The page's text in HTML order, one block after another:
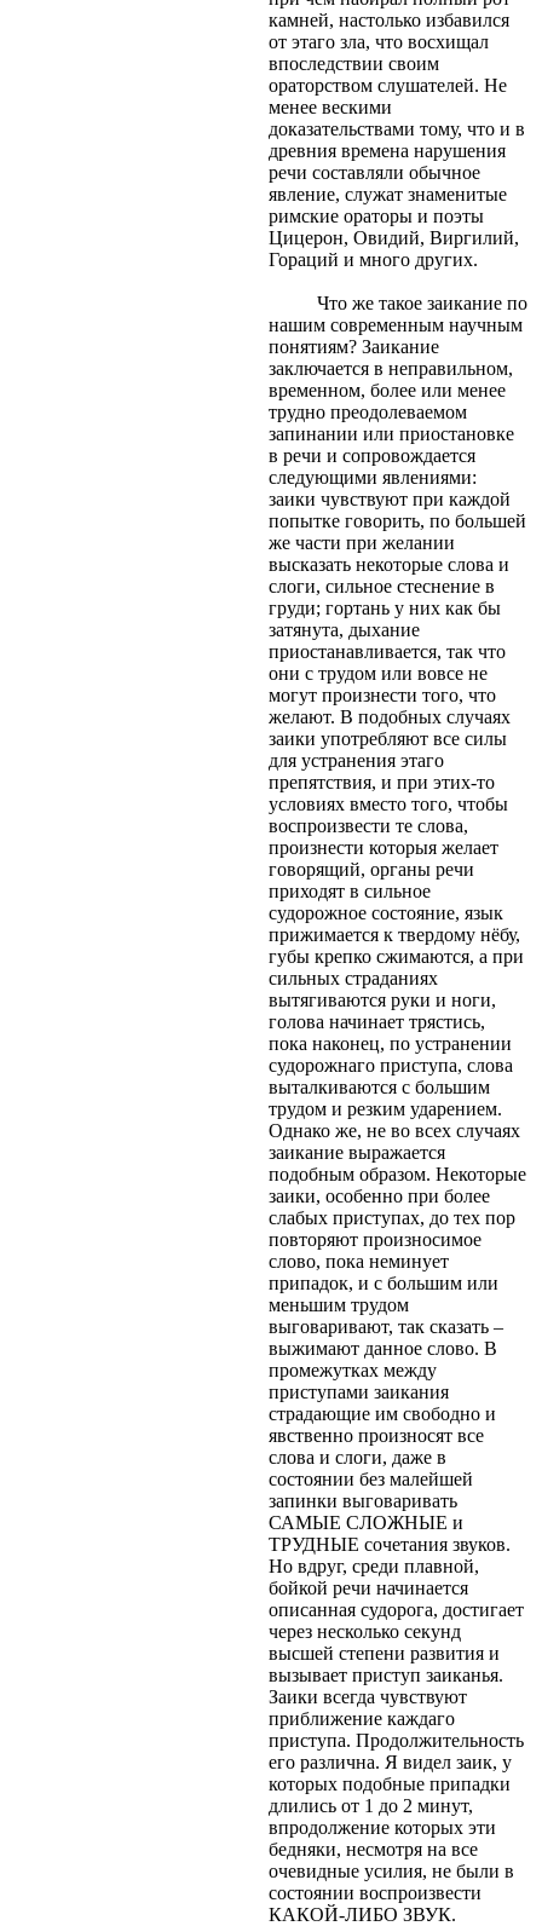
камней, настолько избавился
от этаго зла, что восхищал
впоследствии своим
ораторством слушателей. Не
менее вескими
доказательствами тому, что и в
древния времена нарушения
речи составляли обычное
явление, служат знаменитые
римские ораторы и поэты
Цицерон, Овидий, Виргилий,
Гораций и много других.
Что же такое заикание по
нашим современным научным
понятиям? Заикание
заключается в неправильном,
временном, более или менее
трудно преодолеваемом
запинании или приостановке
в речи и сопровождается
следующими явлениями:
заики чувствуют при каждой
попытке говорить, по большей
же части при желании
высказать некоторые слова и
слоги, сильное стеснение в
груди; гортань у них как бы
затянута, дыхание
приостанавливается, так что
они с трудом или вовсе не
могут произнести того, что
желают. В подобных случаях
заики употребляют все силы
для устранения этаго
препятствия, и при этих-то
условиях вместо того, чтобы
воспроизвести те слова,
произнести которыя желает
говорящий, органы речи
приходят в сильное
судорожное состояние, язык
прижимается к твердому нёбу,
губы крепко сжимаются, а при
сильных страданиях
вытягиваются руки и ноги,
голова начинает трястись,
пока наконец, по устранении
судорожнаго приступа, слова
выталкиваются с большим
трудом и резким ударением.
Однако же, не во всех случаях
заикание выражается
подобным образом. Некоторые
заики, особенно при более
слабых приступах, до тех пор
повторяют произносимое
слово, пока неминует
припадок, и с большим или
меньшим трудом
выговаривают, так сказать –
выжимают данное слово. В
промежутках между
приступами заикания
страдающие им свободно и
явственно произносят все
слова и слоги, даже в
состоянии без малейшей
запинки выговаривать
САМЫЕ СЛОЖНЫЕ и
ТРУДНЫЕ сочетания звуков.
Но вдруг, среди плавной,
бойкой речи начинается
описанная судорога, достигает
через несколько секунд
высшей степени развития и
вызывает приступ заиканья.
Заики всегда чувствуют
приближение каждаго
приступа. Продолжительность
его различна. Я видел заик, у
которых подобные припадки
длились от 1 до 2 минут,
впродолжение которых эти
бедняки, несмотря на все
очевидные усилия, не были в
состоянии воспроизвести
КАКОЙ-ЛИБО ЗВУК.